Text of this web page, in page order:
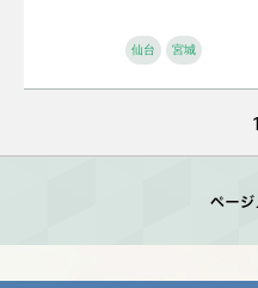
仙台 宮城